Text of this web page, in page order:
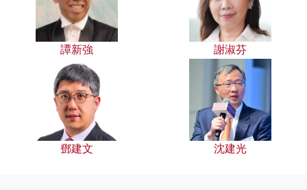
譚新強 謝淑芬
鄧建文 沈建光